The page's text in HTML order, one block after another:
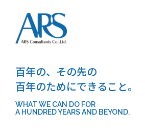
百年の、その先の
百年のためにできること。
WHAT WE CAN DO FOR
A HUNDRED YEARS AND BEYOND.